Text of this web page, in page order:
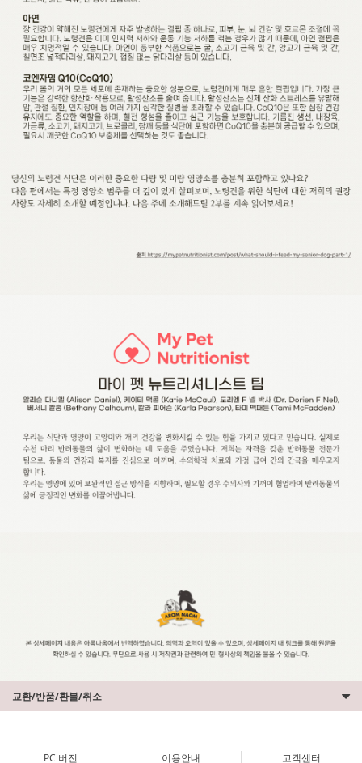
교환/반품/환불/취소
PC 버전 이용안내 고객센터